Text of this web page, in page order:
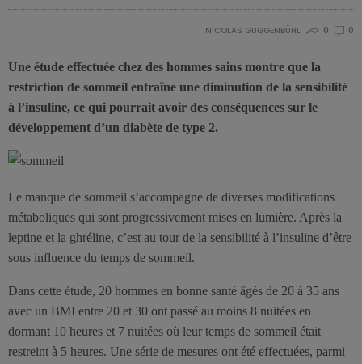
NICOLAS GUGGENBÜHL 0 0
Une étude effectuée chez des hommes sains montre que la
restriction de sommeil entraîne une diminution de la sensibilité
à l’insuline, ce qui pourrait avoir des conséquences sur le
développement d’un diabète de type 2.
Le manque de sommeil s’accompagne de diverses modifications
métaboliques qui sont progressivement mises en lumière. Après la
leptine et la ghréline, c’est au tour de la sensibilité à l’insuline d’être
sous influence du temps de sommeil.
Dans cette étude, 20 hommes en bonne santé âgés de 20 à 35 ans
avec un BMI entre 20 et 30 ont passé au moins 8 nuitées en
dormant 10 heures et 7 nuitées où leur temps de sommeil était
restreint à 5 heures. Une série de mesures ont été effectuées, parmi